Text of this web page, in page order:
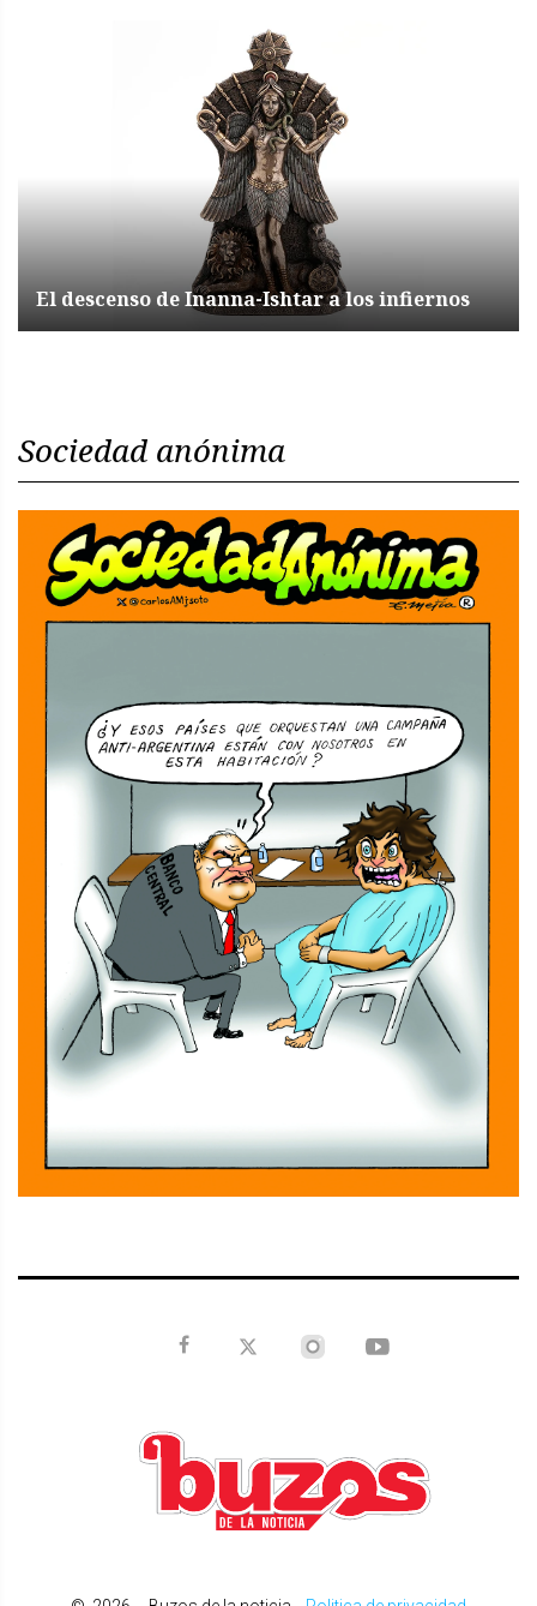
El descenso de Inanna-Ishtar a los infiernos
Sociedad anónima